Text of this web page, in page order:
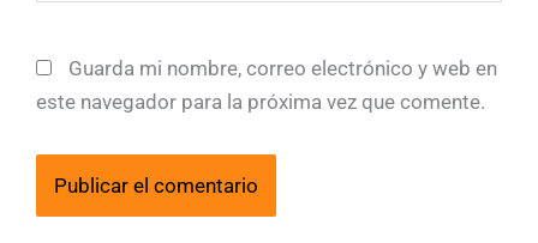
Guarda mi nombre, correo electrónico y web en
este navegador para la próxima vez que comente.